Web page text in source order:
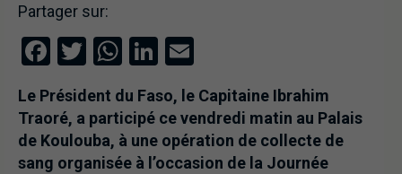
Partager sur:
Facebook
Twitter
WhatsApp
LinkedIn
Le Président du Faso, le Capitaine Ibrahim
Traoré, a participé ce vendredi matin au Palais
de Koulouba, à une opération de collecte de
sang organisée à l’occasion de la Journée